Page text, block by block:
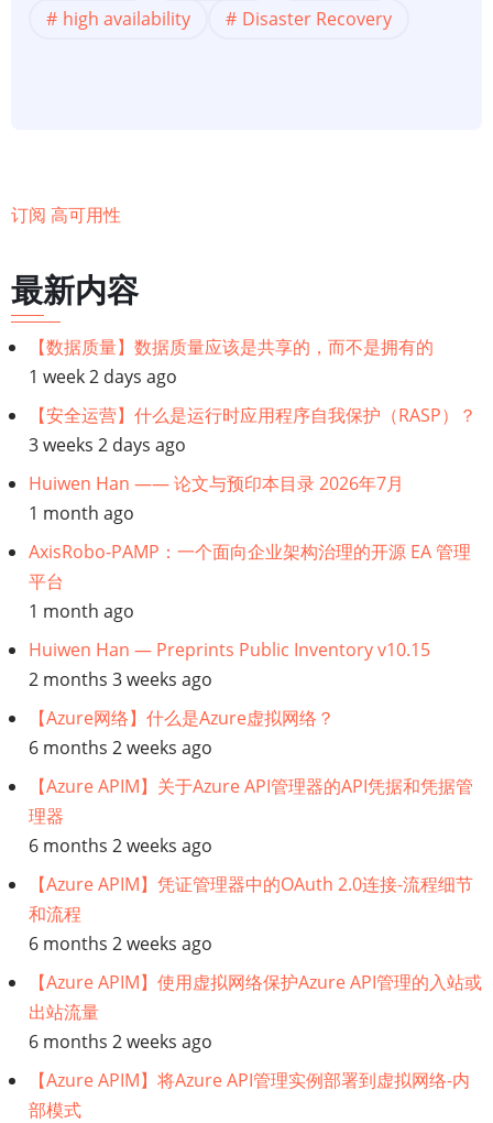
构】
序
择
最
佳
高
可
用
和
灾
难
复
拓
扑
high availability Disaster Recovery
订阅 高可用性
最新内容
【数据质量】数据质量应该是共享的，而不是拥有的
1 week 2 days ago
【安全运营】什么是运行时应用程序自我保护（RASP）？
3 weeks 2 days ago
Huiwen Han —— 论文与预印本目录 2026年7月
1 month ago
AxisRobo-PAMP：一个面向企业架构治理的开源 EA 管理
平台
1 month ago
Huiwen Han — Preprints Public Inventory v10.15
2 months 3 weeks ago
【Azure网络】什么是Azure虚拟网络？
6 months 2 weeks ago
【Azure APIM】关于Azure API管理器的API凭据和凭据管
理器
6 months 2 weeks ago
【Azure APIM】凭证管理器中的OAuth 2.0连接-流程细节
和流程
6 months 2 weeks ago
【Azure APIM】使用虚拟网络保护Azure API管理的入站或
出站流量
6 months 2 weeks ago
【Azure APIM】将Azure API管理实例部署到虚拟网络-内
部模式